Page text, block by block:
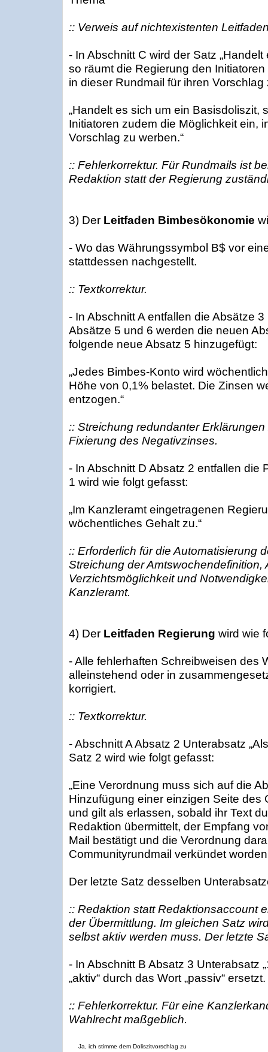
:: Verweis auf nichtexistenten
- In Abschnitt C wird der Satz
so räumt die Regierung den
in dieser Rundmail für ihren
„Handelt es sich um ein Basisdoliszit,
Initiatoren zudem die Möglichkeit ein,
Vorschlag zu werben.“
:: Fehlerkorrektur. Für Rundmails ist
Redaktion statt der Regierung
3) Der Leitfaden Bimbesökonomie
- Wo das Währungssymbol B$ vor
stattdessen nachgestellt.
:: Textkorrektur.
- In Abschnitt A entfallen die Absätze
Absätze 5 und 6 werden die neuen
folgende neue Absatz 5 hinzugefügt:
„Jedes Bimbes-Konto wird
Höhe von 0,1% belastet. Die Zinsen
entzogen.“
:: Streichung redundanter
Fixierung des Negativzinses.
- In Abschnitt D Absatz 2 entfallen die
1 wird wie folgt gefasst:
„Im Kanzleramt eingetragenen
wöchentliches Gehalt zu.“
:: Erforderlich für die Automatisierung
Streichung der Amtswochendefinition,
Verzichtsmöglichkeit und
Kanzleramt.
4) Der Leitfaden Regierung wird wie
- Alle fehlerhaften Schreibweisen des
alleinstehend oder in
korrigiert.
:: Textkorrektur.
- Abschnitt A Absatz 2 Unterabsatz
Satz 2 wird wie folgt gefasst:
„Eine Verordnung muss sich auf die
Hinzufügung einer einzigen Seite
und gilt als erlassen, sobald ihr Text
Redaktion übermittelt, der Empfang
Mail bestätigt und die Verordnung
Communityrundmail verkündet worden
Der letzte Satz desselben
:: Redaktion statt Redaktionsaccount
der Übermittlung. Im gleichen Satz
selbst aktiv werden muss. Der letzte
- In Abschnitt B Absatz 3 Unterabsatz
„aktiv“ durch das Wort „passiv“ ersetzt.
:: Fehlerkorrektur. Für eine
Wahlrecht maßgeblich.
Ja, ich stimme dem Doliszitvorschlag zu